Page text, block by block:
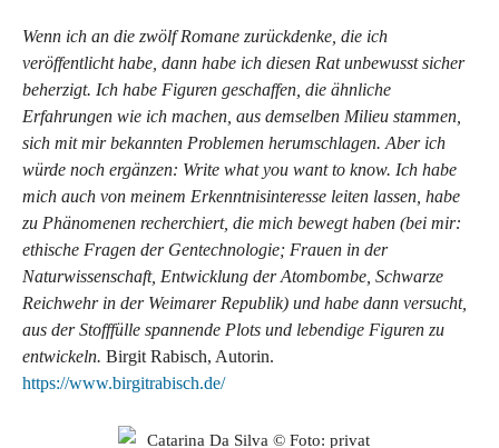
Wenn ich an die zwölf Romane zurückdenke, die ich
veröffentlicht habe, dann habe ich diesen Rat unbewusst sicher
beherzigt. Ich habe Figuren geschaffen, die ähnliche
Erfahrungen wie ich machen, aus demselben Milieu stammen,
sich mit mir bekannten Problemen herumschlagen. Aber ich
würde noch ergänzen: Write what you want to know. Ich habe
mich auch von meinem Erkenntnisinteresse leiten lassen, habe
zu Phänomenen recherchiert, die mich bewegt haben (bei mir:
ethische Fragen der Gentechnologie; Frauen in der
Naturwissenschaft, Entwicklung der Atombombe, Schwarze
Reichwehr in der Weimarer Republik) und habe dann versucht,
aus der Stofffülle spannende Plots und lebendige Figuren zu
entwickeln. Birgit Rabisch, Autorin.
https://www.birgitrabisch.de/